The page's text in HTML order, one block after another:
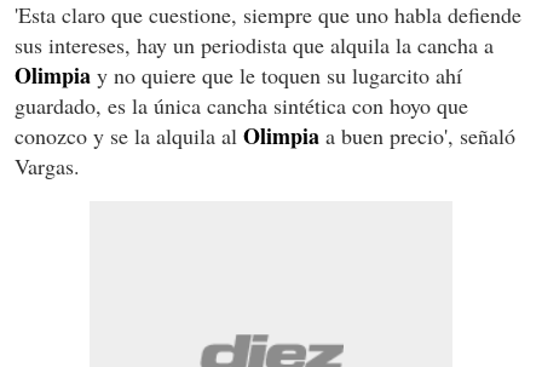
'Esta claro que cuestione, siempre que uno habla defiende
sus intereses, hay un periodista que alquila la cancha a
Olimpia y no quiere que le toquen su lugarcito ahí
guardado, es la única cancha sintética con hoyo que
conozco y se la alquila al Olimpia a buen precio', señaló
Vargas.